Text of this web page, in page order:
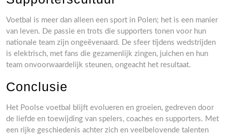
Voetbal is meer dan alleen een sport in Polen; het is een manier
van leven. De passie en trots die supporters tonen voor hun
nationale team zijn ongeëvenaard. De sfeer tijdens wedstrijden
is elektrisch, met fans die gezamenlijk zingen, juichen en hun
team onvoorwaardelijk steunen, ongeacht het resultaat.
Conclusie
Het Poolse voetbal blijft evolueren en groeien, gedreven door
de liefde en toewijding van spelers, coaches en supporters. Met
een rijke geschiedenis achter zich en veelbelovende talenten